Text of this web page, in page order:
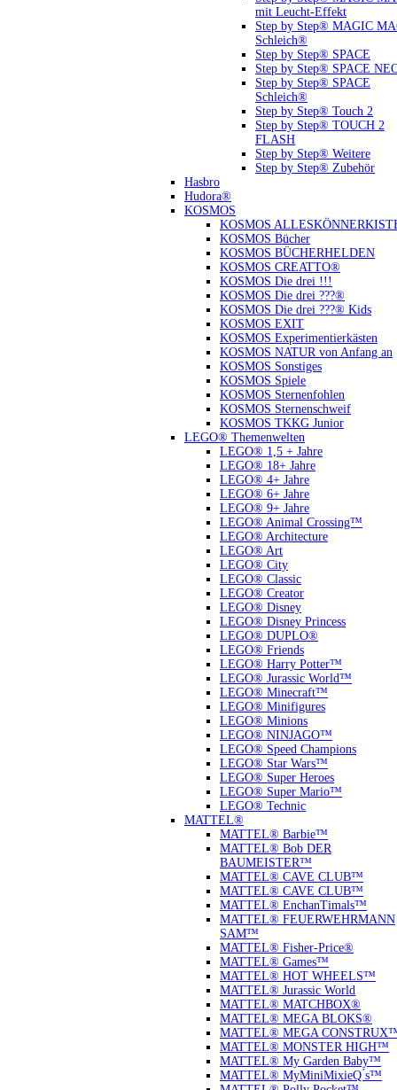
mit Leucht-Effekt
Step by Step® MAGIC
Schleich®
Step by Step® SPACE
Step by Step® SPACE
Step by Step® SPACE
Schleich®
Step by Step® Touch 2
Step by Step® TOUCH 2
FLASH
Step by Step® Weitere
Step by Step® Zubehör
Hasbro
Hudora®
KOSMOS
KOSMOS
KOSMOS Bücher
KOSMOS BÜCHERHELDEN
KOSMOS CREATTO®
KOSMOS Die drei !!!
KOSMOS Die drei ???®
KOSMOS Die drei ???® Kids
KOSMOS EXIT
KOSMOS Experimentierkästen
KOSMOS NATUR von Anfang an
KOSMOS Sonstiges
KOSMOS Spiele
KOSMOS Sternenfohlen
KOSMOS Sternenschweif
KOSMOS TKKG Junior
LEGO® Themenwelten
LEGO® 1,5 + Jahre
LEGO® 18+ Jahre
LEGO® 4+ Jahre
LEGO® 6+ Jahre
LEGO® 9+ Jahre
LEGO® Animal Crossing™
LEGO® Architecture
LEGO® Art
LEGO® City
LEGO® Classic
LEGO® Creator
LEGO® Disney
LEGO® Disney Princess
LEGO® DUPLO®
LEGO® Friends
LEGO® Harry Potter™
LEGO® Jurassic World™
LEGO® Minecraft™
LEGO® Minifigures
LEGO® Minions
LEGO® NINJAGO™
LEGO® Speed Champions
LEGO® Star Wars™
LEGO® Super Heroes
LEGO® Super Mario™
LEGO® Technic
MATTEL®
MATTEL® Barbie™
MATTEL® Bob DER
BAUMEISTER™
MATTEL® CAVE CLUB™
MATTEL® CAVE CLUB™
MATTEL® EnchanTimals™
MATTEL® FEUERWEHRMANN
SAM™
MATTEL® Fisher-Price®
MATTEL® Games™
MATTEL® HOT WHEELS™
MATTEL® Jurassic World
MATTEL® MATCHBOX®
MATTEL® MEGA BLOKS®
MATTEL® MEGA
MATTEL® MONSTER HIGH™
MATTEL® My Garden Baby™
MATTEL® MyMiniMixieQ ́s™